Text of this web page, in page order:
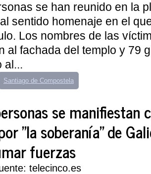
se han reunido en la
sentido homenaje en el
Los nombres de las
al fachada del templo y 79
al...
Santiago de Compostela
se manifiestan
"la soberanía" de
fuerzas
telecinco.es